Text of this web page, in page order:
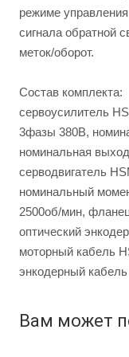
режиме
сигнала обратной
меток/оборот.
Состав комплекта:
сервоусилитель
3фазы 380В,
номинальная
серводвигатель
номинальный
2500об/мин,
оптический
моторный кабель
энкодерный
Вам может